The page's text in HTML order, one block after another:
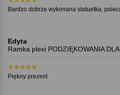
Bardzo dobrze wykonana statuetka,
Ramka plexi PODZIĘKOWANIA
Edyta
Piękny prezent